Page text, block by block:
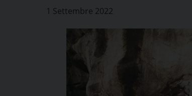
1 Settembre 2022